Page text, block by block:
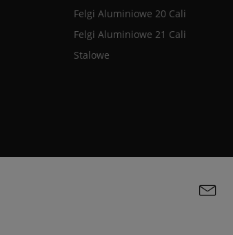
Felgi Aluminiowe 20 Cali
Felgi Aluminiowe 21 Cali
Stalowe